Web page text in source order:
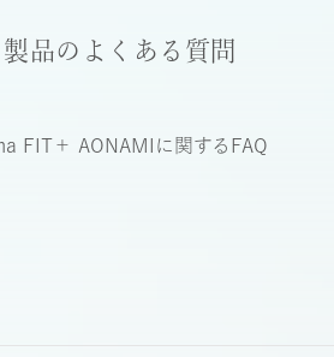
製品のよくある質問
FIT＋ AONAMI に関するFAQ